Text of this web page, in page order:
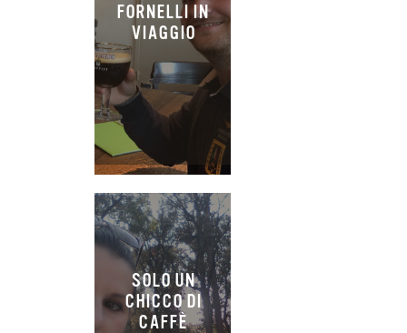
FORNELLI IN
VIAGGIO
SOLO UN
CHICCO DI
CAFFÈ